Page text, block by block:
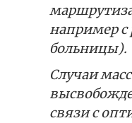
например с
больницы).
Случаи
связи с